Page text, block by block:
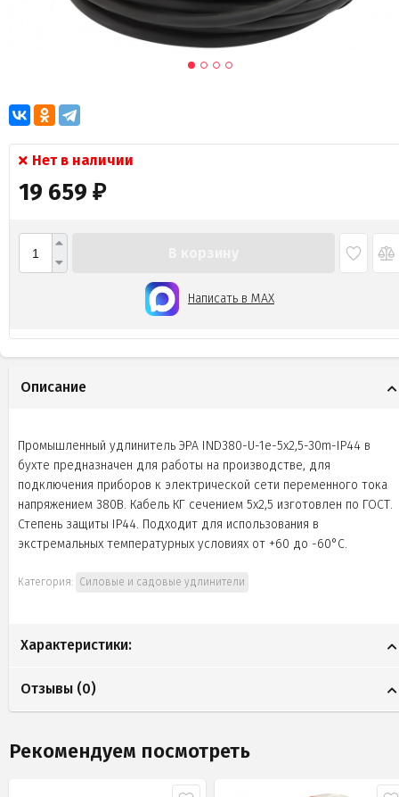
Нет в наличии
19 659 ₽
Написать в MAX
Описание
Промышленный удлинитель ЭРА IND380-U-1e-5x2,5-30m-IP44 в
бухте предназначен для работы на производстве, для
подключения приборов к электрической сети переменного тока
напряжением 380В. Кабель КГ сечением 5x2,5 изготовлен по ГОСТ.
Степень защиты IP44. Подходит для использования в
экстремальных температурных условиях от +60 до -60°С.
Категория: Силовые и садовые удлинители
Характеристики:
Отзывы (0)
Рекомендуем посмотреть